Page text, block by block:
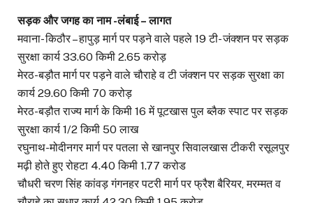
सड़क और जगह का नाम -लंबाई – लागत
मवाना- किठौर – हापुड़ मार्ग पर पड़ने वाले पहले 19 टी- जंक्शन पर सड़क
सुरक्षा कार्य 33.60 किमी 2.65 करोड़
मेरठ-बड़ौत मार्ग पर पड़ने वाले चौराहे व टी जंक्शन पर सड़क सुरक्षा का
कार्य 29.60 किमी 70 करोड़
मेरठ-बड़ौत राज्य मार्ग के किमी 16 में पूटखास पुल ब्लैक स्पाट पर सड़क
सुरक्षा कार्य 1/2 किमी 50 लाख
रघुनाथ-मोदीनगर मार्ग पर पतला से खानपुर सिवालखास टीकरी रसूलपुर
मढ़ी होते हुए रोहटा 4.40 किमी 1.77 करोड
चौधरी चरण सिंह कांवड़ गंगनहर पटरी मार्ग पर फ्रैश बैरियर, मरम्मत व